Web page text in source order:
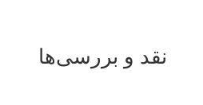
نقد و بررسی‌ها